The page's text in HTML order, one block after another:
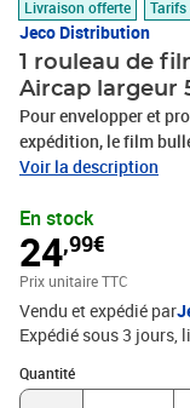
Livraison offerte Tarifs
Jeco Distribution
1 rouleau de
Aircap largeur
Pour envelopper et
expédition, le film
pour la préparation de
les chocs. Plus
bulles s'enroule
Film barrière
de polyéthylène (Film
de s'échapper de la
des chocs, et une
des chocs amélioré -
réduit -Réduction à la
Voir la description
En stock
24,99€
Prix unitaire TTC
Vendu et expédié par
Expédié sous 3 jours
Quantité
Quantité : 1